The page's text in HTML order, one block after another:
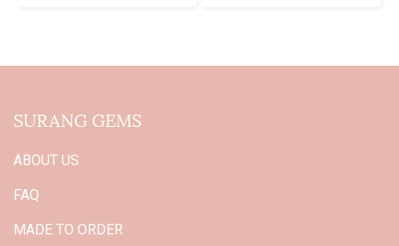
SURANG GEMS
ABOUT US
FAQ
MADE TO ORDER